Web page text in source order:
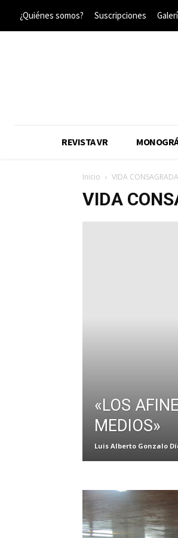
¿Quiénes somos? Suscripciones
REVISTA VR
Inicio VIDA CONSAGRADA
VIDA
«LOS
MEDIOS»
Luis Alberto Gonzalo